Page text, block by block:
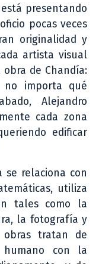
presentando
pocas veces
originalidad y
artista visual
de Chandía:
no importa qué
Alejandro
cada zona
edificar
se relaciona con
utiliza
tales como la
la fotografía y
obras tratan de
con la